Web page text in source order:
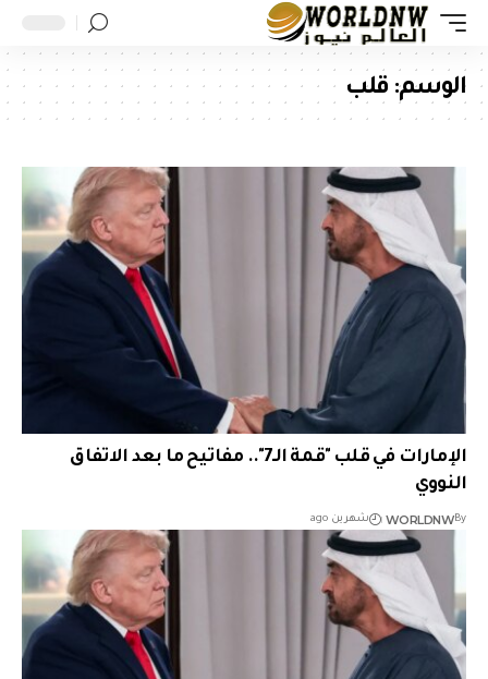
الوسم: قلب
الإمارات في قلب "قمة الـ7".. مفاتيح ما بعد الاتفاق
النووي
By
WORLDNW شهرين ago